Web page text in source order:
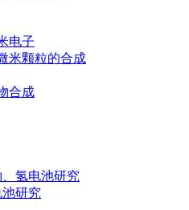
电子
米颗粒的合成
合成
氢电池研究
研究